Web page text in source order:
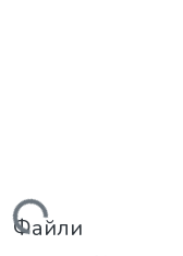
Файли